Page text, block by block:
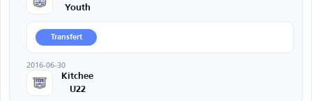
Youth
Transfert
2016-06-30
Kitchee
U22